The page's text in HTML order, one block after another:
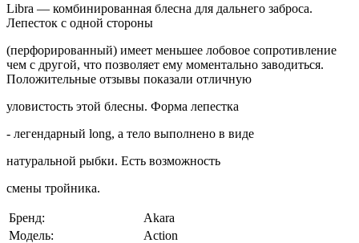
Libra — комбинированная блесна для дальнего заброса.
Лепесток с одной стороны
(перфорированный) имеет меньшее лобовое сопротивление
чем с другой, что позволяет ему моментально заводиться.
Положительные отзывы показали отличную
уловистость этой блесны. Форма лепестка
- легендарный long, а тело выполнено в виде
натуральной рыбки. Есть возможность
смены тройника.
Бренд:
Akara
Модель:
Action